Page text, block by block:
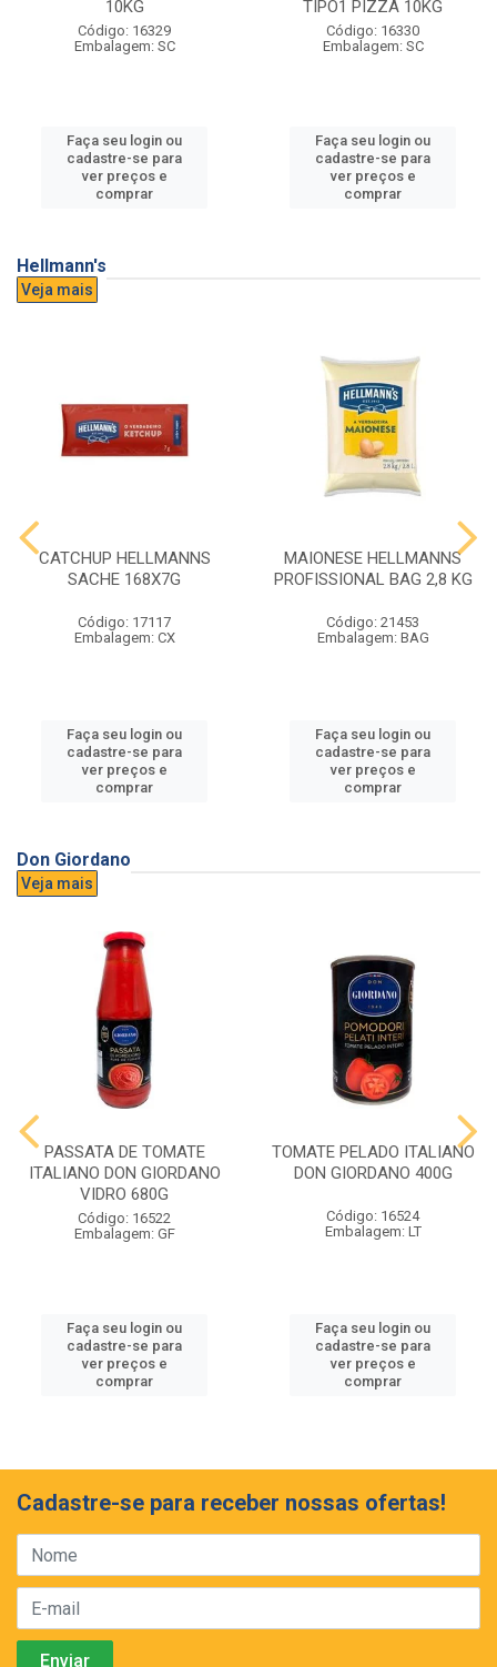
10KG
Código: 16329
Embalagem: SC
Faça seu login ou
cadastre-se para
ver preços e
comprar
TIPO1 PIZZA 10KG
Código: 16330
Embalagem: SC
Faça seu login ou
cadastre-se para
ver preços e
comprar
Hellmann's
Veja mais
CATCHUP HELLMANNS
SACHE 168X7G
Código: 17117
Embalagem: CX
Faça seu login ou
cadastre-se para
ver preços e
comprar
MAIONESE HELLMANNS
PROFISSIONAL BAG 2,8 KG
Código: 21453
Embalagem: BAG
Faça seu login ou
cadastre-se para
ver preços e
comprar
Don Giordano
Veja mais
PASSATA DE TOMATE
ITALIANO DON GIORDANO
VIDRO 680G
Código: 16522
Embalagem: GF
Faça seu login ou
cadastre-se para
ver preços e
comprar
TOMATE PELADO ITALIANO
DON GIORDANO 400G
Código: 16524
Embalagem: LT
Faça seu login ou
cadastre-se para
ver preços e
comprar
Cadastre-se para receber nossas ofertas!